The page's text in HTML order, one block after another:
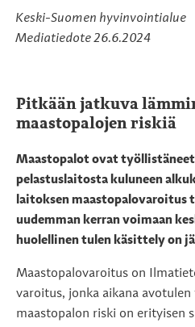
Keski-Suomen hyvinvointialue
Mediatiedote 26.6.2024
Pitkään jatkuva
maastopalojen riskiä
Maastopalot ovat työllistäneet
pelastuslaitosta kuluneen
laitoksen maastopalovaroitus
uudemman kerran voimaan
huolellinen tulen käsittely on
Maastopalovaroitus on
varoitus, jonka aikana
maastopalon riski on erityisen